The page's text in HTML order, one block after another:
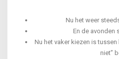
Nu het weer
En de avonden
Nu het vaker kiezen is
niet”